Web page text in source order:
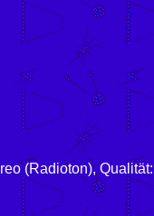
(Radioton),